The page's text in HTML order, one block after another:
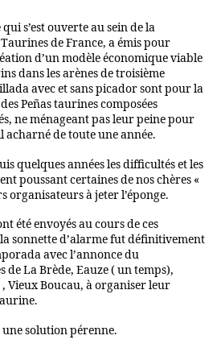
s’est ouverte au sein de la
de France, a émis pour
d’un modèle économique viable
dans les arènes de troisième
avec et sans picador sont pour la
Peñas taurines composées
ne ménageant pas leur peine pour
de toute une année.
quelques années les difficultés et les
poussant certaines de nos chères «
organisateurs à jeter l’éponge.
été envoyés au cours de ces
sonnette d’alarme fut définitivement
avec l’annonce du
de La Brède, Eauze ( un temps),
, Vieux Boucau, à organiser leur
solution pérenne.